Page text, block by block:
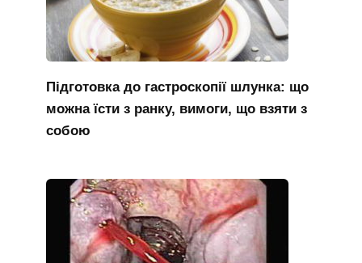
Підготовка до гастроскопії шлунка: що
можна їсти з ранку, вимоги, що взяти з
собою